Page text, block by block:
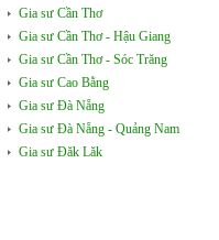
Gia sư Cần Thơ
Gia sư Cần Thơ - Hậu Giang
Gia sư Cần Thơ - Sóc Trăng
Gia sư Cao Bằng
Gia sư Đà Nẵng
Gia sư Đà Nẵng - Quảng Nam
Gia sư Đăk Lăk